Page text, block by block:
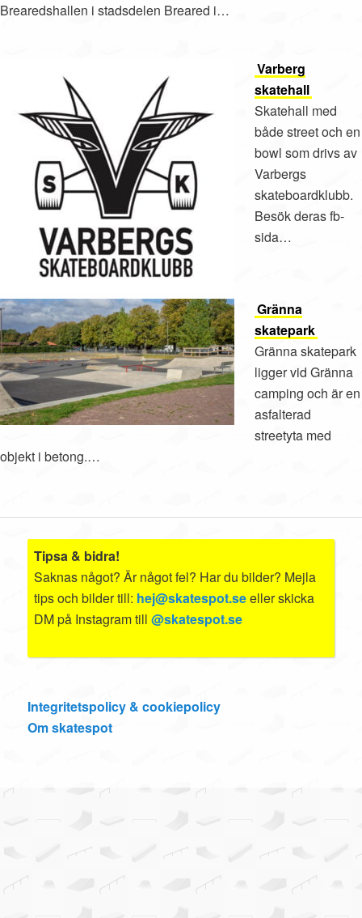
Brearedshallen i stadsdelen Breared i…
Varberg
skatehall
Skatehall med
både street och en
bowl som drivs av
Varbergs
skateboardklubb.
Besök deras fb-
sida…
Gränna
skatepark
Gränna skatepark
ligger vid Gränna
camping och är en
asfalterad
streetyta med
objekt i betong.…
Tipsa & bidra!
Saknas något? Är något fel? Har du bilder? Mejla
tips och bilder till: hej@skatespot.seeller skicka
DM på Instagram till@skatespot.se
Integritetspolicy & cookiepolicy
Om skatespot